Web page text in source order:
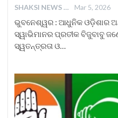
SHAKSI NEWS Mar 5, 2026
ଭୁବନେଶ୍ୱର : ଆଧୁନିକ ଓଡ଼ିଶାର
ସ୍ୱାଭିମାନର ପ୍ରତୀକ ବିଜୁବାବୁ
ସ୍ୱତନ୍ତ୍ରତା ଓ…